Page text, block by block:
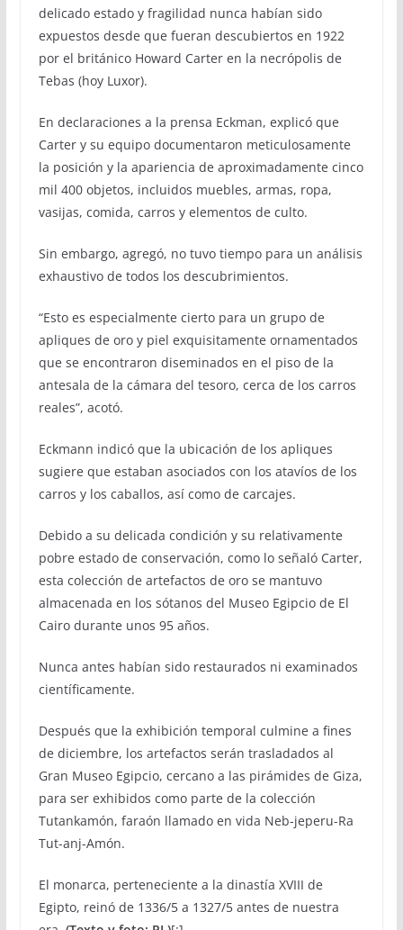
delicado estado y fragilidad nunca habían sido
expuestos desde que fueran descubiertos en 1922
por el británico Howard Carter en la necrópolis de
Tebas (hoy Luxor).
En declaraciones a la prensa Eckman, explicó que
Carter y su equipo documentaron meticulosamente
la posición y la apariencia de aproximadamente cinco
mil 400 objetos, incluidos muebles, armas, ropa,
vasijas, comida, carros y elementos de culto.
Sin embargo, agregó, no tuvo tiempo para un análisis
exhaustivo de todos los descubrimientos.
“Esto es especialmente cierto para un grupo de
apliques de oro y piel exquisitamente ornamentados
que se encontraron diseminados en el piso de la
antesala de la cámara del tesoro, cerca de los carros
reales”, acotó.
Eckmann indicó que la ubicación de los apliques
sugiere que estaban asociados con los atavíos de los
carros y los caballos, así como de carcajes.
Debido a su delicada condición y su relativamente
pobre estado de conservación, como lo señaló Carter,
esta colección de artefactos de oro se mantuvo
almacenada en los sótanos del Museo Egipcio de El
Cairo durante unos 95 años.
Nunca antes habían sido restaurados ni examinados
científicamente.
Después que la exhibición temporal culmine a fines
de diciembre, los artefactos serán trasladados al
Gran Museo Egipcio, cercano a las pirámides de Giza,
para ser exhibidos como parte de la colección
Tutankamón, faraón llamado en vida Neb-jeperu-Ra
Tut-anj-Amón.
El monarca, perteneciente a la dinastía XVIII de
Egipto, reinó de 1336/5 a 1327/5 antes de nuestra